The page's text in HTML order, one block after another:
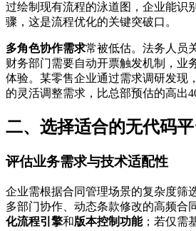
过绘制现有流程的泳道图，企业能识
骤，这是流程优化的关键突破口。
多角色协作需求常被低估。法务人员
财务部门需要自动开票触发机制，业
体验。某零售企业通过需求调研发现
的灵活调整需求，比总部预估的高出
二、选择适合的无代码
评估业务需求与技术适配性
企业需根据合同管理场景的复杂度筛
多部门协作、动态条款修改的高频合
化流程引擎和版本控制功能；若仅需